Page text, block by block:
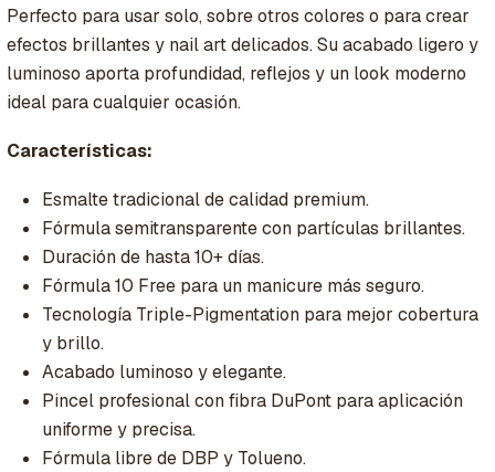
Perfecto para usar solo, sobre otros colores o para crear
efectos brillantes y nail art delicados. Su acabado ligero y
luminoso aporta profundidad, reflejos y un look moderno
ideal para cualquier ocasión.
Características:
Esmalte tradicional de calidad premium.
Fórmula semitransparente con partículas brillantes.
Duración de hasta 10+ días.
Fórmula 10 Free para un manicure más seguro.
Tecnología Triple-Pigmentation para mejor cobertura
y brillo.
Acabado luminoso y elegante.
Pincel profesional con fibra DuPont para aplicación
uniforme y precisa.
Fórmula libre de DBP y Tolueno.